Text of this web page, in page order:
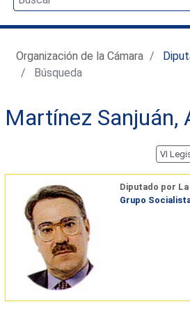
Organización de la Cámara
Búsqueda
Martínez Sanjuán,
Diputado por La
Grupo